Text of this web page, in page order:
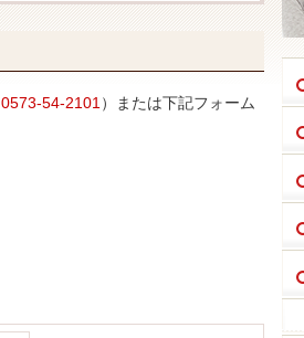
0573-54-2101）または下記フォーム